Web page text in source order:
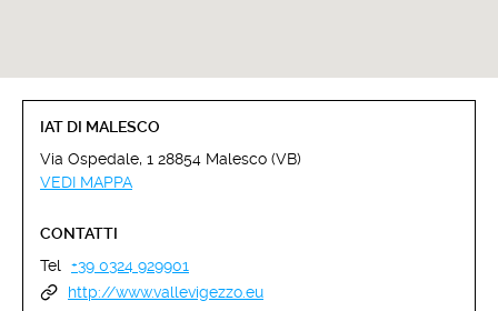
IAT DI MALESCO
Via Ospedale, 1 28854 Malesco (VB)
VEDI MAPPA
CONTATTI
Tel
+39 0324 929901
http://www.vallevigezzo.eu